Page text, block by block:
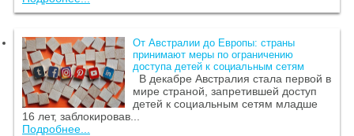
От Австралии до Европы: страны
принимают меры по ограничению
доступа детей к социальным сетям
В декабре Австралия стала первой в
мире страной, запретившей доступ
детей к социальным сетям младше
16 лет, заблокировав...
Подробнее...